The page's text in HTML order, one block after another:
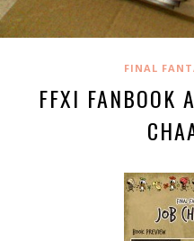
FINAL
FFXI FANBOOK